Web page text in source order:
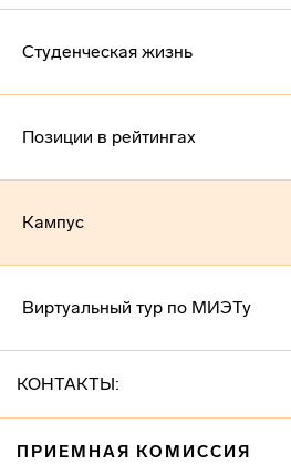
Студенческая жизнь
Позиции в рейтингах
Кампус
Виртуальный тур по МИЭТу
КОНТАКТЫ:
ПРИЕМНАЯ КОМИССИЯ